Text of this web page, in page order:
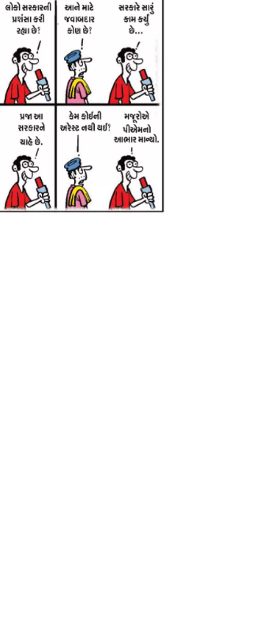
વાયરલ `કુંભ મેળા ગર્લ`
મોનાલિસાએ ફિલ્મ
નિર્માતા પર જાતીય
સતામણીનો આરોપ કર્યો